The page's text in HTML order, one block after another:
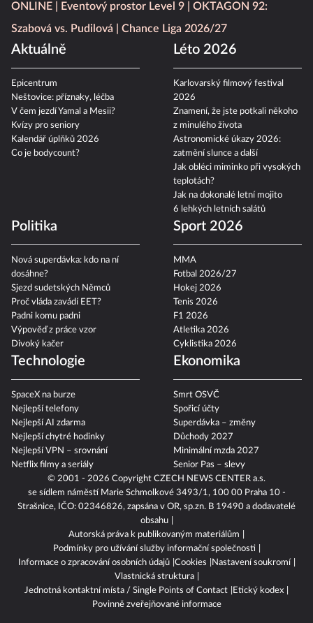
© 2001 - 2026 Copyright CZECH NEWS CENTER a.s.
se sídlem náměstí Marie Schmolkové 3493/1, 100 00 Praha 10 -
Strašnice, IČO: 02346826, zapsána v OR, sp.zn. B 19490 a dodavatelé
obsahu
Autorská práva k publikovaným materiálům
Podmínky pro užívání služby informační společnosti
Informace o zpracování osobních údajů Cookies
Nastavení soukromí
Vlastnická struktura
Jednotná kontaktní místa / Single Points of Contact
Etický kodex
Povinně zveřejňované informace
ONLINE
Eventový prostor Level 9
OKTAGON 92:
Szabová vs. Pudilová
Chance Liga 2026/27
Aktuálně
Epicentrum
Neštovice: příznaky, léčba
V čem jezdí Yamal a Mesii?
Kvízy pro seniory
Kalendář úplňků 2026
Co je bodycount?
Léto 2026
Karlovarský filmový festival
2026
Znamení, že jste potkali někoho
z minulého života
Astronomické úkazy 2026:
zatmění slunce a další
Jak obléci miminko při vysokých
teplotách?
Jak na dokonalé letní mojito
6 lehkých letních salátů
Politika
Nová superdávka: kdo na ní
dosáhne?
Sjezd sudetských Němců
Proč vláda zavádí EET?
Padni komu padni
Výpověď z práce vzor
Divoký kačer
Sport 2026
MMA
Fotbal 2026/27
Hokej 2026
Tenis 2026
F1 2026
Atletika 2026
Cyklistika 2026
Technologie
SpaceX na burze
Nejlepší telefony
Nejlepší AI zdarma
Nejlepší chytré hodinky
Nejlepší VPN – srovnání
Netflix filmy a seriály
Ekonomika
Smrt OSVČ
Spořicí účty
Superdávka – změny
Důchody 2027
Minimální mzda 2027
Senior Pas – slevy